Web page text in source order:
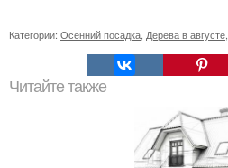
Категории: Осенний посадка, Дерева в августе,
Читайте также